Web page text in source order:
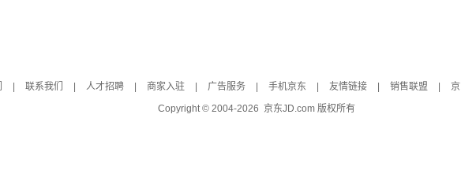
联系我们 人才招聘 商家入驻 广告服务 手机京东 友情链接 销售联盟
Copyright © 2004-2026 京东JD.com 版权所有